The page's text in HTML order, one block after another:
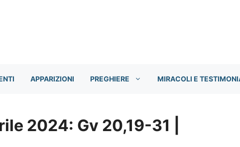
APPARIZIONI PREGHIERE MIRACOLI E
2024: Gv 20,19-31 |